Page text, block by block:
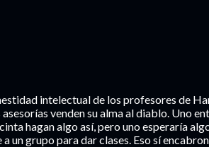
intelectual de los profesores de
venden su alma al diablo. Uno
hagan algo así, pero uno esperaría
un grupo para dar clases. Eso sí